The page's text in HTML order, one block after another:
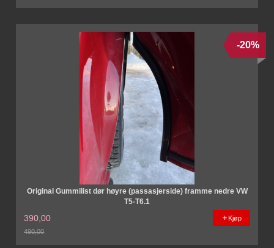
Original Gummilist dør høyre (passasjerside) framme nedre VW
T5-T6.1
390,00
490,00
-20%
Kjøp